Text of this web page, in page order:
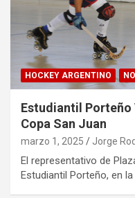
HOCKEY ARGENTINO
Estudiantil Porteño
Copa San Juan
marzo 1, 2025 Jorge
El representativo de
Estudiantil Porteño, en